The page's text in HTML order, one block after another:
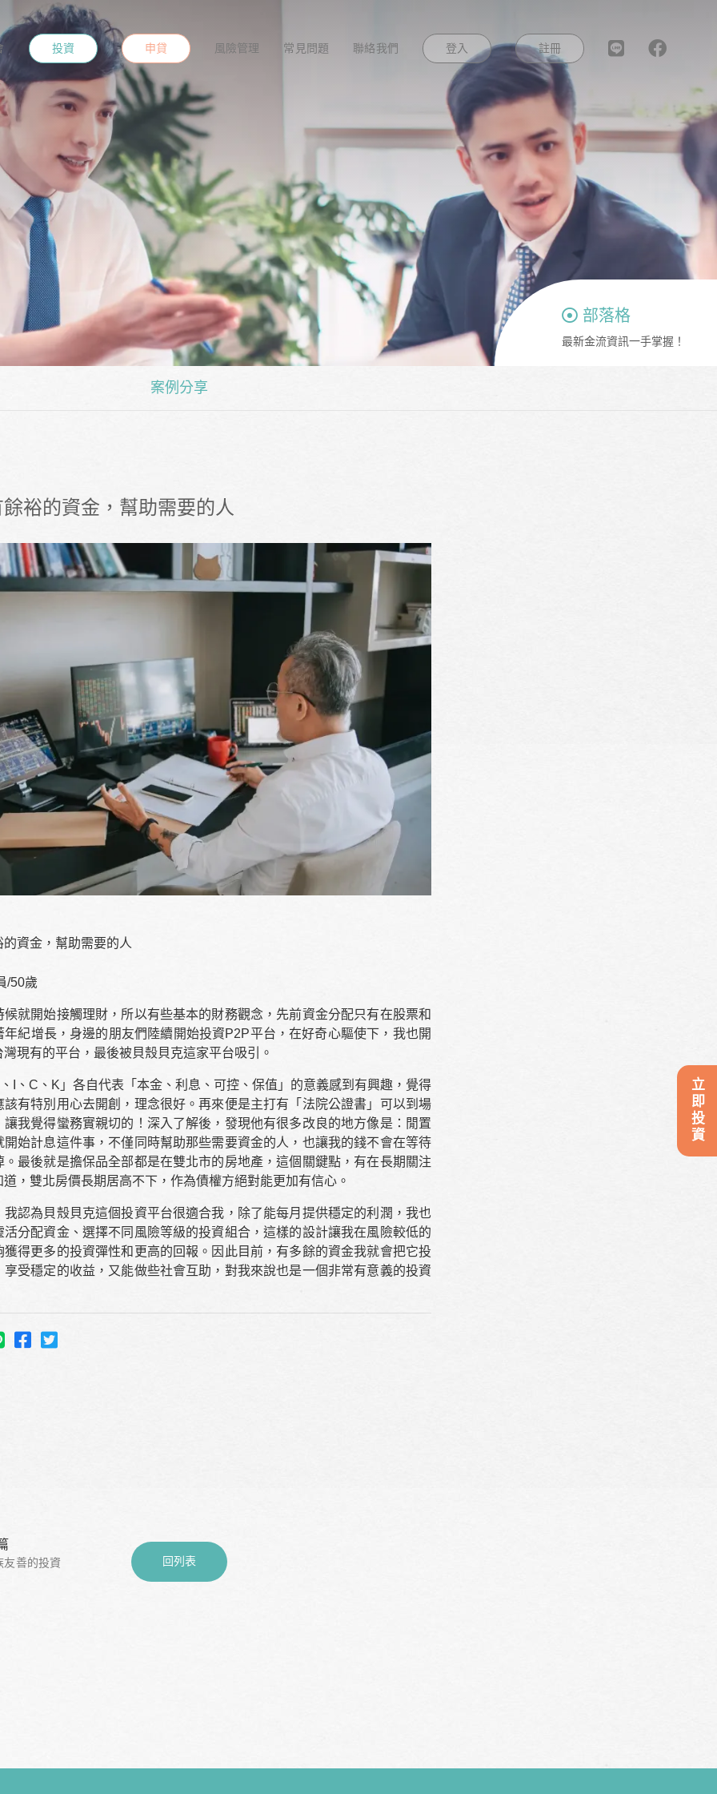
投資 申貸 風險管理 常見問題 聯絡我們 登入 註冊
部落格
最新金流資訊一手掌握！
案例分享
裕的資金，幫助需要的人
資金，幫助需要的人
/50歲
候就開始接觸理財，所以有些基本的財務觀念，先前資金分配只有在股票和
年紀增長，身邊的朋友們陸續開始投資P2P平台，在好奇心驅使下，我也開
現有的平台，最後被貝殼貝克這家平台吸引。
I、C、K」各自代表「本金、利息、可控、保值」的意義感到有興趣，覺得
該有特別用心去開創，理念很好。再來便是主打有「法院公證書」可以到場
讓我覺得蠻務實親切的！深入了解後，發現他有很多改良的地方像是：閒置
開始計息這件事，不僅同時幫助那些需要資金的人，也讓我的錢不會在等待
。最後就是擔保品全部都是在雙北市的房地產，這個關鍵點，有在長期關注
，雙北房價長期居高不下，作為債權方絕對能更加有信心。
我認為貝殼貝克這個投資平台很適合我，除了能每月提供穩定的利潤，我也
活分配資金、選擇不同風險等級的投資組合，這樣的設計讓我在風險較低的
獲得更多的投資彈性和更高的回報。因此目前，有多餘的資金我就會把它投
享受穩定的收益，又能做些社會互助，對我來說也是一個非常有意義的投資
友善的投資 回列表
立即投資